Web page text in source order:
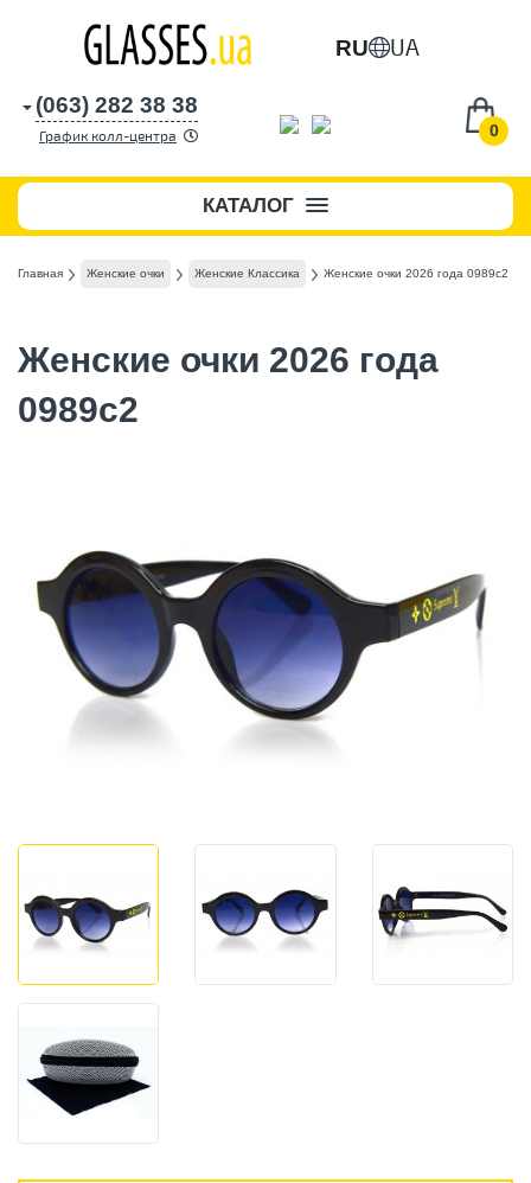
RU UA
0
(063) 282 38 38
График колл-центра
КАТАЛОГ
Главная Женские очки Женские Классика Женские очки 2026 года 0989c2
Женские очки 2026 года
0989c2